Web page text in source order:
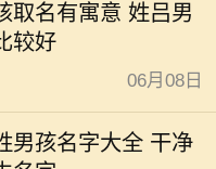
取名有寓意 姓吕男
较好
06月08日
男孩名字大全 干净